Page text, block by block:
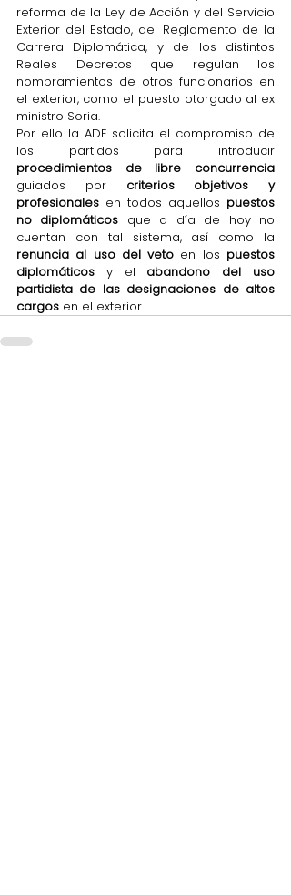
reforma de la Ley de Acción y del Servicio
Exterior del Estado, del Reglamento de la
Carrera Diplomática, y de los distintos
Reales Decretos que regulan los
nombramientos de otros funcionarios en
el exterior, como el puesto otorgado al ex
ministro Soria.
Por ello la ADE solicita el compromiso de
procedimientos de libre concurrencia
guiados por criterios objetivos y
profesionales en todos aquellos puestos
no diplomáticos que a día de hoy no
renuncia al uso del veto en los puestos
diplomáticos y el abandono del uso
partidista de las designaciones de altos
cargos en el exterior.